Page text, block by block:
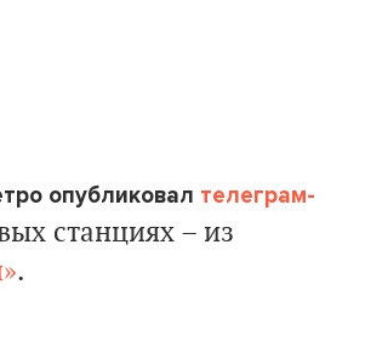
опубликовал телеграм-
станциях – из
.